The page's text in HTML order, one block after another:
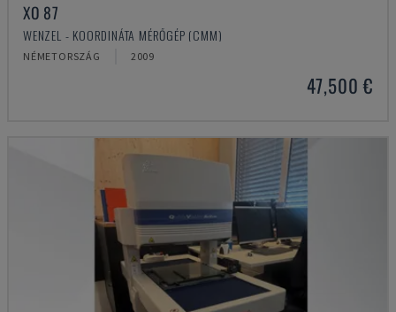
XO 87
WENZEL - KOORDINÁTA MÉRŐGÉP (CMM)
NÉMETORSZÁG 2009
47,500 €